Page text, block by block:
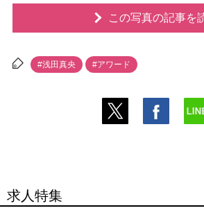
この写真の記事を
#浅田真央 #アワード
求人特集